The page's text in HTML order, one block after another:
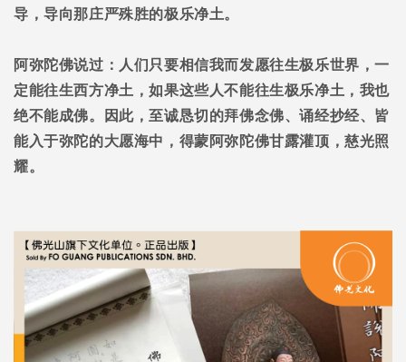
导，导向那庄严殊胜的极乐净土。
阿弥陀佛说过：人们只要相信我而发愿往生极乐世界，一
定能往生西方净土，如果这些人不能往生极乐净土，我也
绝不能成佛。因此，至诚恳切的拜佛念佛、诵经抄经、皆
能入于弥陀的大愿海中，得蒙阿弥陀佛甘露灌顶，慈光照
耀。